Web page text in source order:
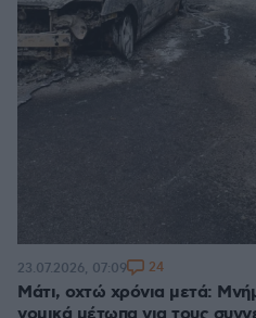
Μάτι, οχτώ χρόνια μετά:
23.07.2026, 07:09 24